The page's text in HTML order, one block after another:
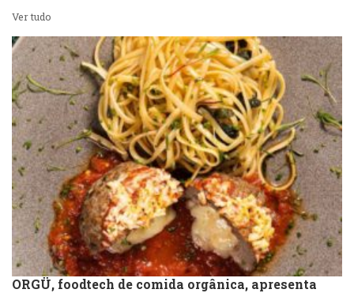
Ver tudo
ORGÜ, foodtech de comida orgânica, apresenta